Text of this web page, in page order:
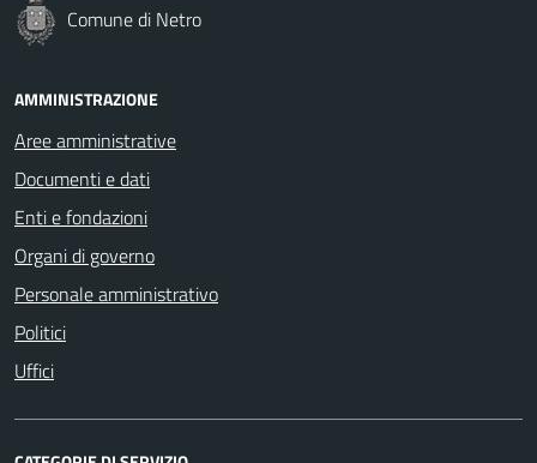
Comune di Netro
AMMINISTRAZIONE
Aree amministrative
Documenti e dati
Enti e fondazioni
Organi di governo
Personale amministrativo
Politici
Uffici